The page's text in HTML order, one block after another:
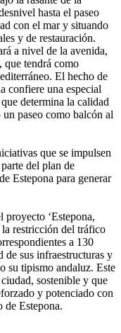
hasta el paseo
con el mar y situando
y de restauración.
a nivel de la avenida,
que tendrá como
El hecho de
confiere una especial
determina la calidad
paseo como balcón al
que se impulsen
del plan de
Estepona para generar
proyecto ‘Estepona,
restricción del tráfico
a 130
de sus infraestructuras y
su tipismo andaluz. Este
sostenible y que
y potenciado con
de Estepona.